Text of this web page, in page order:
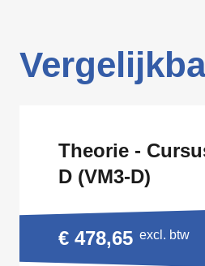
Theorie -
D (VM3-D)
€ 478,65 excl. btw